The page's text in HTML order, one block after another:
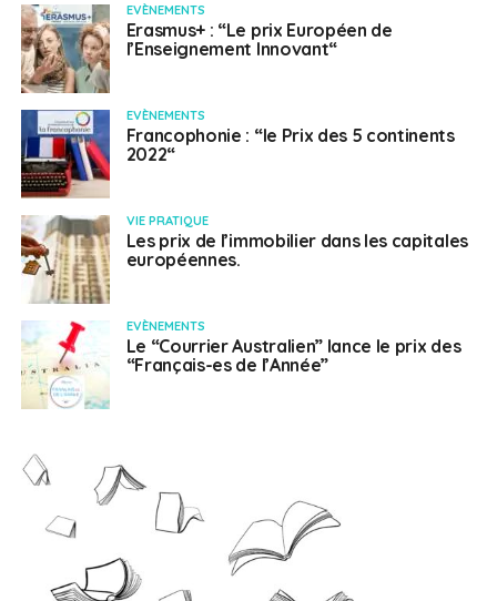
EVÈNEMENTS
Erasmus+ : “Le prix Européen de
l’Enseignement Innovant“
EVÈNEMENTS
Francophonie : “le Prix des 5 continents
2022“
VIE PRATIQUE
Les prix de l’immobilier dans les capitales
européennes.
EVÈNEMENTS
Le “Courrier Australien” lance le prix des
“Français-es de l’Année”